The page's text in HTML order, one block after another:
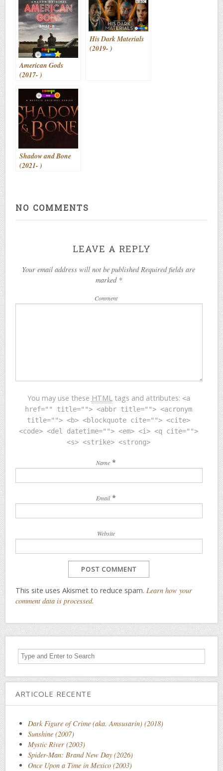
American Gods
(2017- )
His Dark Materials
(2019- )
Shadow and Bone
(2021- )
NO COMMENTS
LEAVE A REPLY
Your email address will not be published Required fields are
marked *
Comment
You may use these HTMLtags and attributes: <a
href="" title=""> <abbr title=""> <acronym
title=""> <b> <blockquote cite=""> <cite>
<code> <del datetime=""> <em> <i> <q cite="">
<s> <strike> <strong>
Name *
Email *
Website
This site uses Akismet to reduce spam. Learn how your
comment data is processed.
ARTICOLE RECENTE
Dark Figure of Crime (aka. Amsusarin) (2018)
Sunshine (2007)
Mystic River (2003)
Spider-Man: Brand New Day (2026)
Once Upon a Time in Mexico (2003)